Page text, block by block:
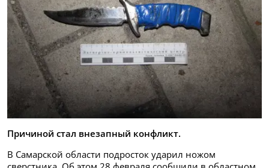
Причиной стал внезапный конфликт.
В Самарской области подросток ударил ножом